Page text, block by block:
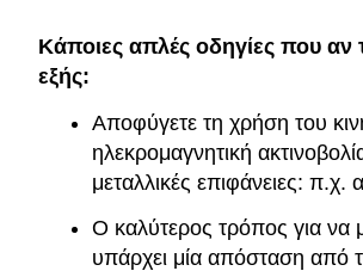
Κάποιες απλές οδηγίες που αν
εξής:
Αποφύγετε τη χρήση του
ηλεκρομαγνητική
μεταλλικές επιφάνειες:
Ο καλύτερος τρόπος για να
υπάρχει μία απόσταση από